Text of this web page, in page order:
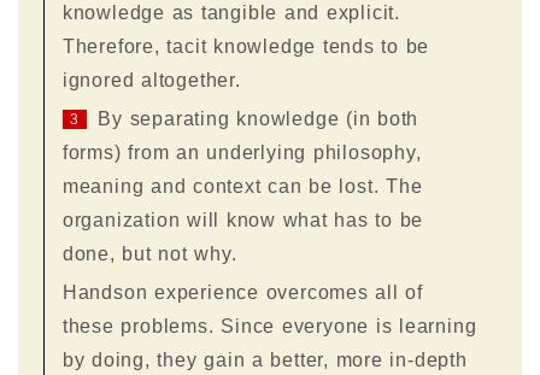
knowledge as tangible and explicit.
Therefore, tacit knowledge tends to be
ignored altogether.
3
By separating knowledge (in both
forms) from an underlying philosophy,
meaning and context can be lost. The
organization will know what has to be
done, but not why.
Handson experience overcomes all of
these problems. Since everyone is learning
by doing, they gain a better, more in-depth